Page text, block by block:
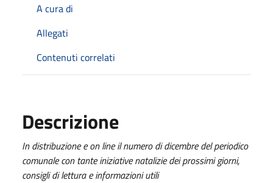
A cura di
Allegati
Contenuti correlati
Descrizione
In distribuzione e on line il numero di dicembre del periodico
comunale con tante iniziative natalizie dei prossimi giorni,
consigli di lettura e informazioni utili